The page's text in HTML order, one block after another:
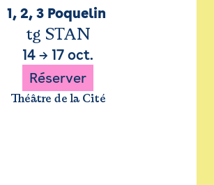
1, 2, 3 Poquelin
tg STAN
14 → 17 oct.
Réserver
Théâtre de la Cité